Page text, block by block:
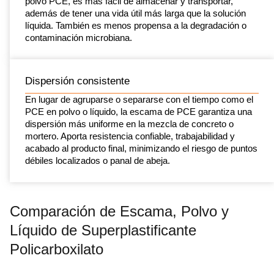
además de tener una vida útil más larga que la solución
líquida. También es menos propensa a la degradación o
contaminación microbiana.
Dispersión consistente
En lugar de agruparse o separarse con el tiempo como el
PCE en polvo o líquido, la escama de PCE garantiza una
dispersión más uniforme en la mezcla de concreto o
mortero. Aporta resistencia confiable, trabajabilidad y
acabado al producto final, minimizando el riesgo de puntos
débiles localizados o panal de abeja.
Comparación de Escama, Polvo y
Líquido de Superplastificante
Policarboxilato